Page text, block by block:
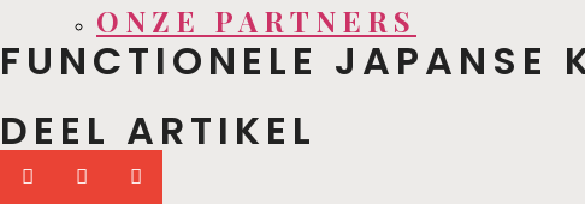
ONZE PARTNERS
FUNCTIONELE JAPANSE
DEEL ARTIKEL